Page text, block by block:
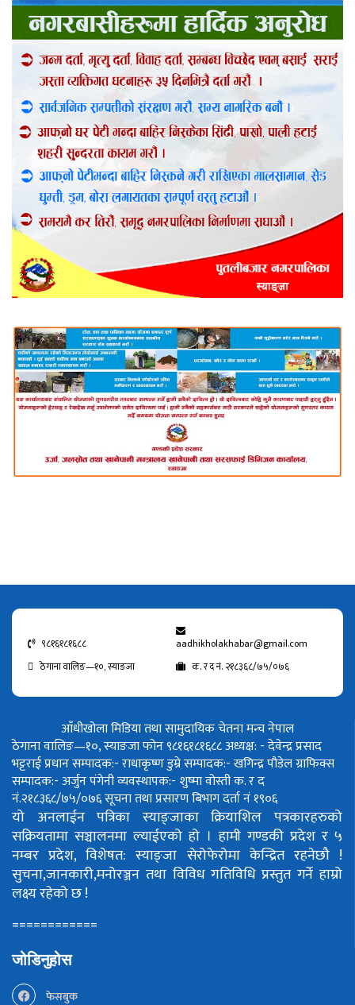
९८१६१८१६८८
aadhikholakhabar@gmail.com
ठेगाना वालिङ—१०, स्याङजा
क. र द नं. २१८३६८/७५/०७६
आँधीखोला मिडिया तथा सामुदायिक चेतना मन्च नेपाल
ठेगाना वालिङ—१०, स्याङजा फोन ९८१६१८१६८८अध्यक्ष: - देवेन्द्र प्रसाद
भट्टराईप्रधान सम्पादक:- राधाकृष्ण डुम्रेसम्पादक:- खगिन्द्र पौडेलग्राफिक्स
सम्पादक:- अर्जुन पंगेनीव्यवस्थापक:- शुष्मा वोस्तीक. र द
नं.२१८३६८/७५/०७६सूचना तथा प्रसारण बिभाग दर्ता नं १९०६
यो अनलाईन पत्रिका स्याङ्जाका क्रियाशिल पत्रकारहरुको
सक्रियतामा सञ्चालनमा ल्याईएको हो । हामी गण्डकी प्रदेश र ५
नम्बर प्रदेश, विशेषत: स्याङ्जा सेरोफेरोमा केन्द्रित रहनेछौ !
सुचना,जानकारी,मनोरञ्जन तथा विविध गतिविधि प्रस्तुत गर्ने हाम्रो
लक्ष्य रहेको छ !
============
जोडिनुहोस
फेसबुक